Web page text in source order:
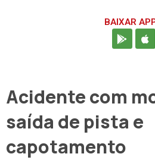
BAIXAR
Acidente com
saída de pista e
capotamento